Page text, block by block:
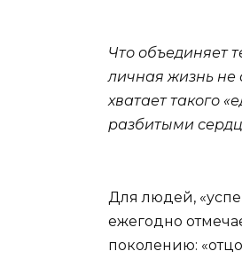
Что объединяет
личная жизнь не
хватает такого
разбитыми
Для людей,
ежегодно
поколению: